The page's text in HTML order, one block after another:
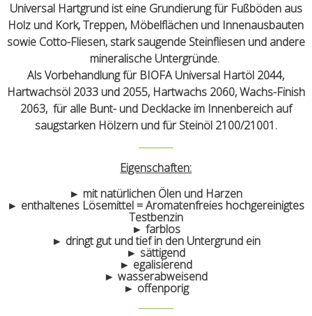
Universal Hartgrund ist eine Grundierung für Fußböden aus
Holz und Kork, Treppen, Möbelflächen und Innenausbauten
sowie Cotto-Fliesen, stark saugende Steinfliesen und andere
mineralische Untergründe.
Als Vorbehandlung für BIOFA Universal Hartöl 2044,
Hartwachsöl 2033 und 2055, Hartwachs 2060, Wachs-Finish
2063, für alle Bunt- und Decklacke im Innenbereich auf
saugstarken Hölzern und für Steinöl 2100/21001.
Eigenschaften:
► mit natürlichen Ölen und Harzen
► enthaltenes Lösemittel = Aromatenfreies hochgereinigtes
Testbenzin
► farblos
► dringt gut und tief in den Untergrund ein
► sättigend
► egalisierend
► wasserabweisend
► offenporig